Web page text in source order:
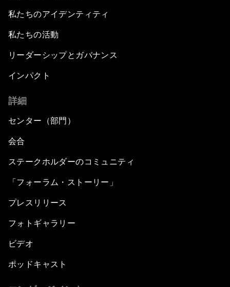
私たちのアイデンティティ
私たちの活動
リーダーシップとガバナンス
インパクト
詳細
センター（部門）
会合
ステークホルダーのコミュニティ
「フォーラム・ストーリー」
プレスリリース
フォトギャラリー
ビデオ
ポッドキャスト